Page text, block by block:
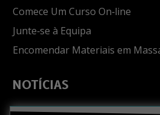
Comece Um Curso On‑line
Junte‑se à Equipa
Encomendar Materiais em
NOTÍCIAS